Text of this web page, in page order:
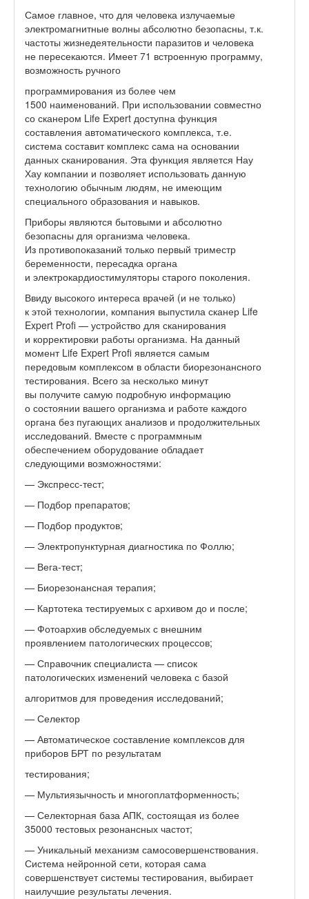
Самое главное, что для человека излучаемые
электромагнитные волны абсолютно безопасны, т.к.
частоты жизнедеятельности паразитов и человека
не пересекаются. Имеет 71 встроенную программу,
возможность ручного
программирования из более чем
1500 наименований. При использовании совместно
со сканером Life Expert доступна функция
составления автоматического комплекса, т.е.
система составит комплекс сама на основании
данных сканирования. Эта функция является Нау
Хау компании и позволяет использовать данную
технологию обычным людям, не имеющим
специального образования и навыков.
Приборы являются бытовыми и абсолютно
безопасны для организма человека.
Из противопоказаний только первый триместр
беременности, пересадка органа
и электрокардиостимуляторы старого поколения.
Ввиду высокого интереса врачей (и не только)
к этой технологии, компания выпустила сканер Life
Expert Profi — устройство для сканирования
и корректировки работы организма. На данный
момент Life Expert Profi является самым
передовым комплексом в области биорезонансного
тестирования. Всего за несколько минут
вы получите самую подробную информацию
о состоянии вашего организма и работе каждого
органа без пугающих анализов и продолжительных
исследований. Вместе с программным
обеспечением оборудование обладает
следующими возможностями:
— Экспресс-тест;
— Подбор препаратов;
— Подбор продуктов;
— Электропунктурная диагностика по Фоллю;
— Вега-тест;
— Биорезонансная терапия;
— Картотека тестируемых с архивом до и после;
— Фотоархив обследуемых с внешним
проявлением патологических процессов;
— Справочник специалиста — список
патологических изменений человека с базой
алгоритмов для проведения исследований;
— Селектор
— Автоматическое составление комплексов для
приборов БРТ по результатам
тестирования;
— Мультиязычность и многоплатформенность;
— Селекторная база АПК, состоящая из более
35000 тестовых резонансных частот;
— Уникальный механизм самосовершенствования.
Система нейронной сети, которая сама
совершенствует системы тестирования, выбирает
наилучшие результаты лечения.